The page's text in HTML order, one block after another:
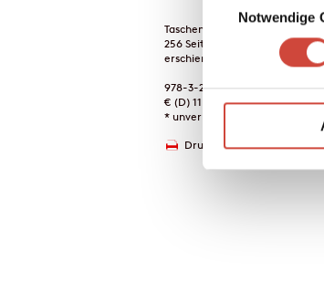
Notwendige
Taschenbuch
256 Seiten
erschienen am 01. Januar 1975
978-3-257-20164-2
€ (D) 11.00 / sFr 15.00* / € (A)
* unverb. Preisempfehlung
Drucken